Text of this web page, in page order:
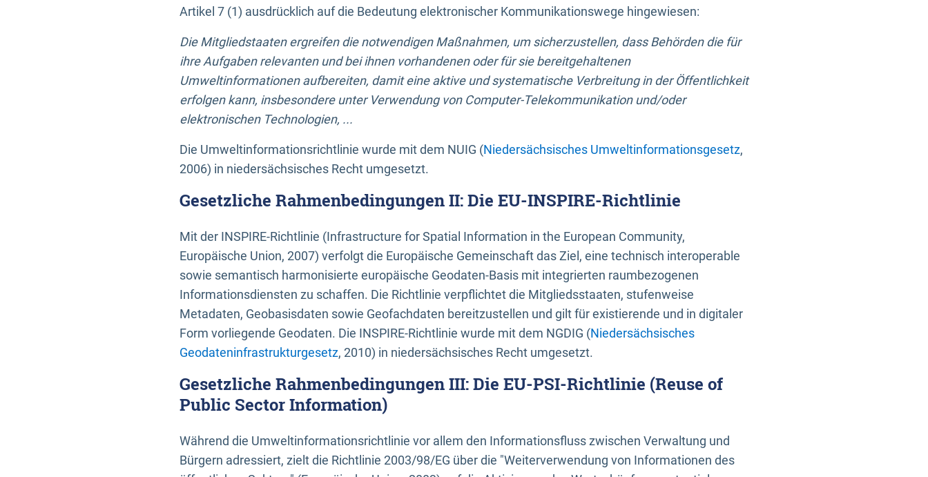
Artikel 7 (1) ausdrücklich auf die Bedeutung elektronischer Kommunikationswege hingewiesen:
Die Mitgliedstaaten ergreifen die notwendigen Maßnahmen, um sicherzustellen, dass Behörden die für
ihre Aufgaben relevanten und bei ihnen vorhandenen oder für sie bereitgehaltenen
Umweltinformationen aufbereiten, damit eine aktive und systematische Verbreitung in der Öffentlichkeit
erfolgen kann, insbesondere unter Verwendung von Computer-Telekommunikation und/oder
elektronischen Technologien, ...
Die Umweltinformationsrichtlinie wurde mit dem NUIG (Niedersächsisches Umweltinformationsgesetz,
2006) in niedersächsisches Recht umgesetzt.
Gesetzliche Rahmenbedingungen II: Die EU-INSPIRE-Richtlinie
Mit der INSPIRE-Richtlinie (Infrastructure for Spatial Information in the European Community,
Europäische Union, 2007) verfolgt die Europäische Gemeinschaft das Ziel, eine technisch interoperable
sowie semantisch harmonisierte europäische Geodaten-Basis mit integrierten raumbezogenen
Informationsdiensten zu schaffen. Die Richtlinie verpflichtet die Mitgliedsstaaten, stufenweise
Metadaten, Geobasisdaten sowie Geofachdaten bereitzustellen und gilt für existierende und in digitaler
Form vorliegende Geodaten. Die INSPIRE-Richtlinie wurde mit dem NGDIG (Niedersächsisches
Geodateninfrastrukturgesetz, 2010) in niedersächsisches Recht umgesetzt.
Gesetzliche Rahmenbedingungen III: Die EU-PSI-Richtlinie (Reuse of
Public Sector Information)
Während die Umweltinformationsrichtlinie vor allem den Informationsfluss zwischen Verwaltung und
Bürgern adressiert, zielt die Richtlinie 2003/98/EG über die "Weiterverwendung von Informationen des